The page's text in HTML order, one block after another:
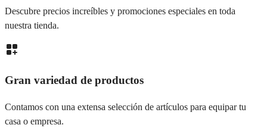
Descubre precios increíbles y promociones especiales en toda
nuestra tienda.
Gran variedad de productos
Contamos con una extensa selección de artículos para equipar tu
casa o empresa.